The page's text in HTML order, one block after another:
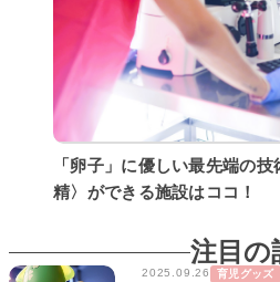
「卵子」に優しい最先端の
精〉ができる施設はココ！
注目の
2025.09.26 育児グッズ